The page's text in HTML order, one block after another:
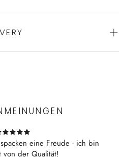
eine Freude - ich bin
von der Qualität!